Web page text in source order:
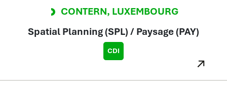
CONTERN, LUXEMBOURG
Spatial Planning (SPL) / Paysage (PAY)
CDI